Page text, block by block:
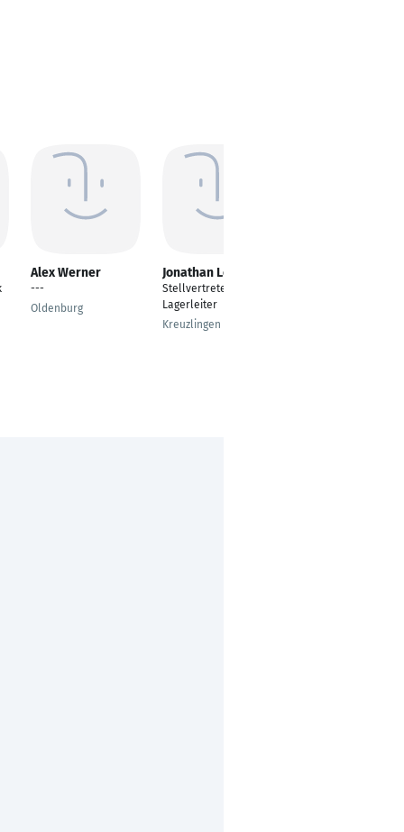
Alex Werner
---
Oldenburg
Jonathan Lembke
Stellvertretender
Lagerleiter
Kreuzlingen